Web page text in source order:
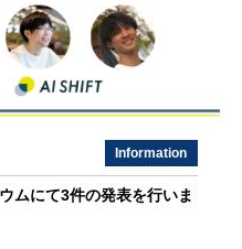
Information
ムにて3件の発表を行いま